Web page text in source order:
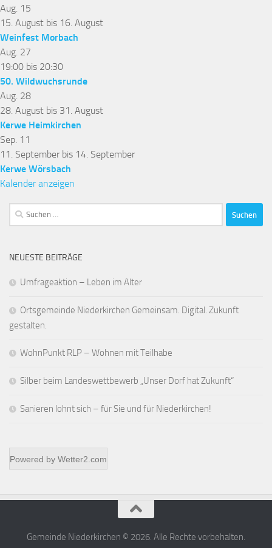
Aug. 15
15. August bis 16. August
Weinfest Morbach
Aug. 27
19:00 bis 20:30
50. Wildwuchsrunde
Aug. 28
28. August bis 31. August
Kerwe Heimkirchen
Sep. 11
11. September bis 14. September
Kerwe Wörsbach
Kalender anzeigen
Suchen
nach:
NEUESTE BEITRÄGE
Umfrageaktion – Leben im Alter
Ortsgemeinde Niederkirchen Gemeinsam. Digital. Zukunft
gestalten.
WohnPunkt RLP – Wohnen mit Teilhabe
Silber beim Landeswettbewerb „Unser Dorf hat Zukunft“
Sanieren lohnt sich – für Sie und für Niederkirchen!
Powered by Wetter2.com
Gemeinde Niederkirchen © 2026. Alle Rechte vorbehalten.